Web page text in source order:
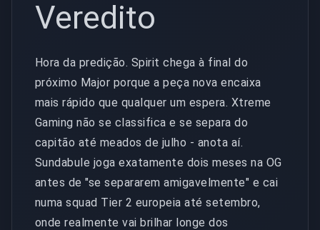
Veredito
Hora da predição. Spirit chega à final do
próximo Major porque a peça nova encaixa
mais rápido que qualquer um espera. Xtreme
Gaming não se classifica e se separa do
capitão até meados de julho - anota aí.
Sundabule joga exatamente dois meses na OG
antes de "se separarem amigavelmente" e cai
numa squad Tier 2 europeia até setembro,
onde realmente vai brilhar longe dos